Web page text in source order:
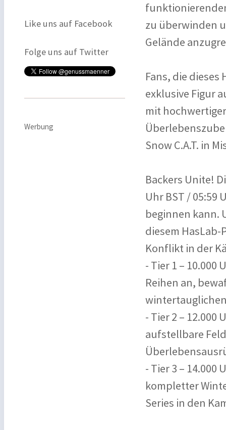
Like uns auf Facebook
Folge uns auf Twitter
Werbung
zu überwinden
Gelände
Fans, die
exklusive Figur
mit
Snow C.A.T. in
Backers Unite!
Uhr BST / 05:59
beginnen kann.
diesem
Konflikt in der
- Tier 1 – 10.000
Reihen an,
- Tier 2 –
aufstellbare
- Tier 3 –
kompletter
Series in den